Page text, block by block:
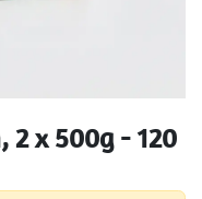
2 x 500g - 120